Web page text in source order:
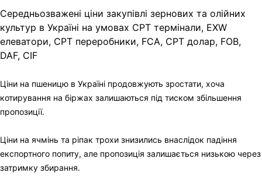
Середньозважені ціни закупівлі зернових та олійних
культур в Україні на умовах CPT термінали, EXW
елеватори, CPT переробники, FCA, CPT долар, FOB,
DAF, CIF
Ціни на пшеницю в Україні продовжують зростати, хоча
котирування на біржах залишаються під тиском збільшення
пропозиції.
Ціни на ячмінь та ріпак трохи знизились внаслідок падіння
експортного попиту, але пропозиція залишається низькою через
затримку збирання.